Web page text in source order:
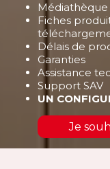
Fiches
Délais de
Garanties
Assistance
Support SAV
UN
Je